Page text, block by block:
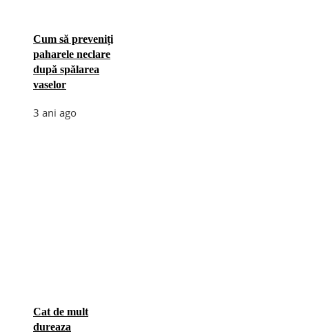
Cum să preveniți
paharele neclare
după spălarea
vaselor
3 ani ago
Cat de mult
dureaza